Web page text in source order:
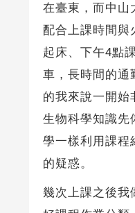
在臺東，而中山
配合上課時間與
起床、下午4點
車，長時間的通
的我來說一開始
生物科學知識先
學一樣利用課程
的疑惑。
幾次上課之後我